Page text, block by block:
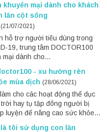
mại dành cho khách
lăn cột sống
(21/07/2021)
hỗ trợ người tiêu dùng trong
19, trung tâm DOCTOR100
dành cho...
- xu hướng rèn
mùa dịch (28/06/2021)
cho các hoạt động thể dục
hay tụ tập đông người bị
luyện để nâng cao sức khỏe...
tôi sử dụng con lăn